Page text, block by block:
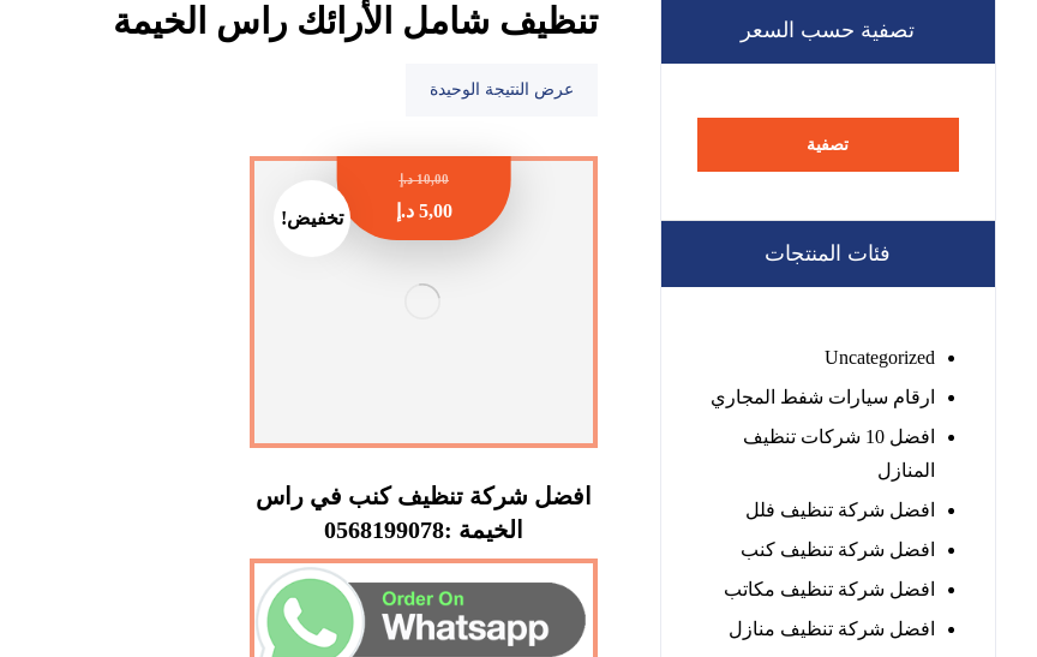
تنظيف شامل الأرائك راس الخيمة
عرض النتيجة الوحيدة
تخفيض!
افضل شركة تنظيف كنب في راس
الخيمة :0568199078
10,00 د.إ
5,00 د.إ
تصفية حسب السعر
تصفية
فئات المنتجات
Uncategorized
ارقام سيارات شفط المجاري
افضل 10 شركات تنظيف
المنازل
افضل شركة تنظيف فلل
افضل شركة تنظيف كنب
افضل شركة تنظيف مكاتب
افضل شركة تنظيف منازل